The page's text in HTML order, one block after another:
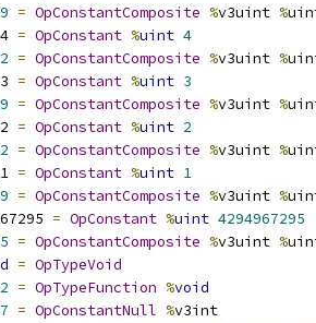
= OpConstantComposite %v3uint %
= OpConstant %uint 4
= OpConstantComposite %v3uint %
= OpConstant %uint 3
= OpConstantComposite %v3uint %
= OpConstant %uint 2
= OpConstantComposite %v3uint %
= OpConstant %uint 1
= OpConstantComposite %v3uint %
= OpConstant %uint 4294967295
= OpConstantComposite %v3uint %
= OpTypeVoid
= OpTypeFunction %void
= OpConstantNull %v3int